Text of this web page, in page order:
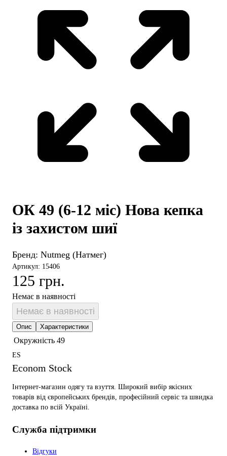
ОК 49 (6-12 міс) Нова кепка
із захистом шиї
Бренд: Nutmeg (Натмег)
Артикул: 15406
125 грн.
Немає в наявності
Немає в наявності
Опис Характеристики
Окружність 49
ES
Econom Stock
Інтернет-магазин одягу та взуття. Широкий вибір якісних
товарів від європейських брендів, професійний сервіс та швидка
доставка по всій Україні.
Служба підтримки
Відгуки